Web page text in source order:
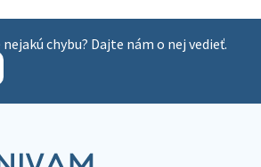
chybu? Dajte nám o nej vedieť.